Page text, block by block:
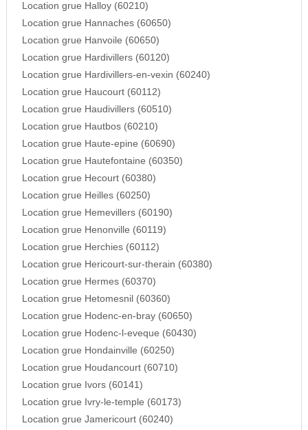
Location grue Halloy (60210)
Location grue Hannaches (60650)
Location grue Hanvoile (60650)
Location grue Hardivillers (60120)
Location grue Hardivillers-en-vexin (60240)
Location grue Haucourt (60112)
Location grue Haudivillers (60510)
Location grue Hautbos (60210)
Location grue Haute-epine (60690)
Location grue Hautefontaine (60350)
Location grue Hecourt (60380)
Location grue Heilles (60250)
Location grue Hemevillers (60190)
Location grue Henonville (60119)
Location grue Herchies (60112)
Location grue Hericourt-sur-therain (60380)
Location grue Hermes (60370)
Location grue Hetomesnil (60360)
Location grue Hodenc-en-bray (60650)
Location grue Hodenc-l-eveque (60430)
Location grue Hondainville (60250)
Location grue Houdancourt (60710)
Location grue Ivors (60141)
Location grue Ivry-le-temple (60173)
Location grue Jamericourt (60240)